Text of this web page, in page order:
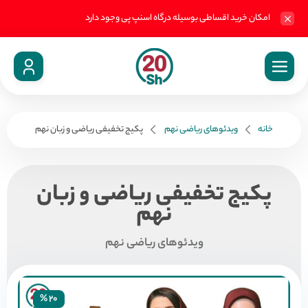
امکان خرید اقساطی بوسیله درگاه اسنپ پی وجود دارد
خانه ویدئوهای ریاضی نهم پکیج تخفیفی ریاضی و زبان نهم
پکیج تخفیفی ریاضی و زبان
نهم
ویدئوهای ریاضی نهم
20 %